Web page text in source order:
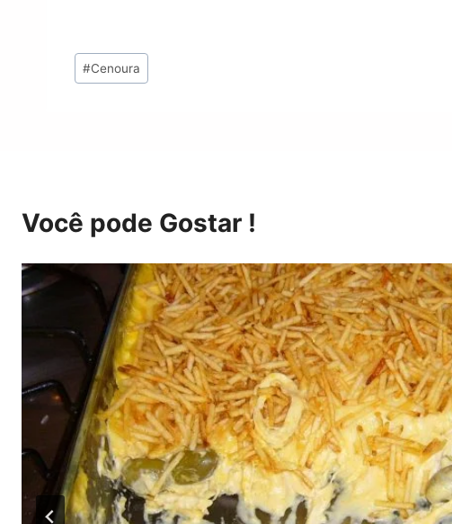
Tags
do
#Cenoura
Você pode Gostar !